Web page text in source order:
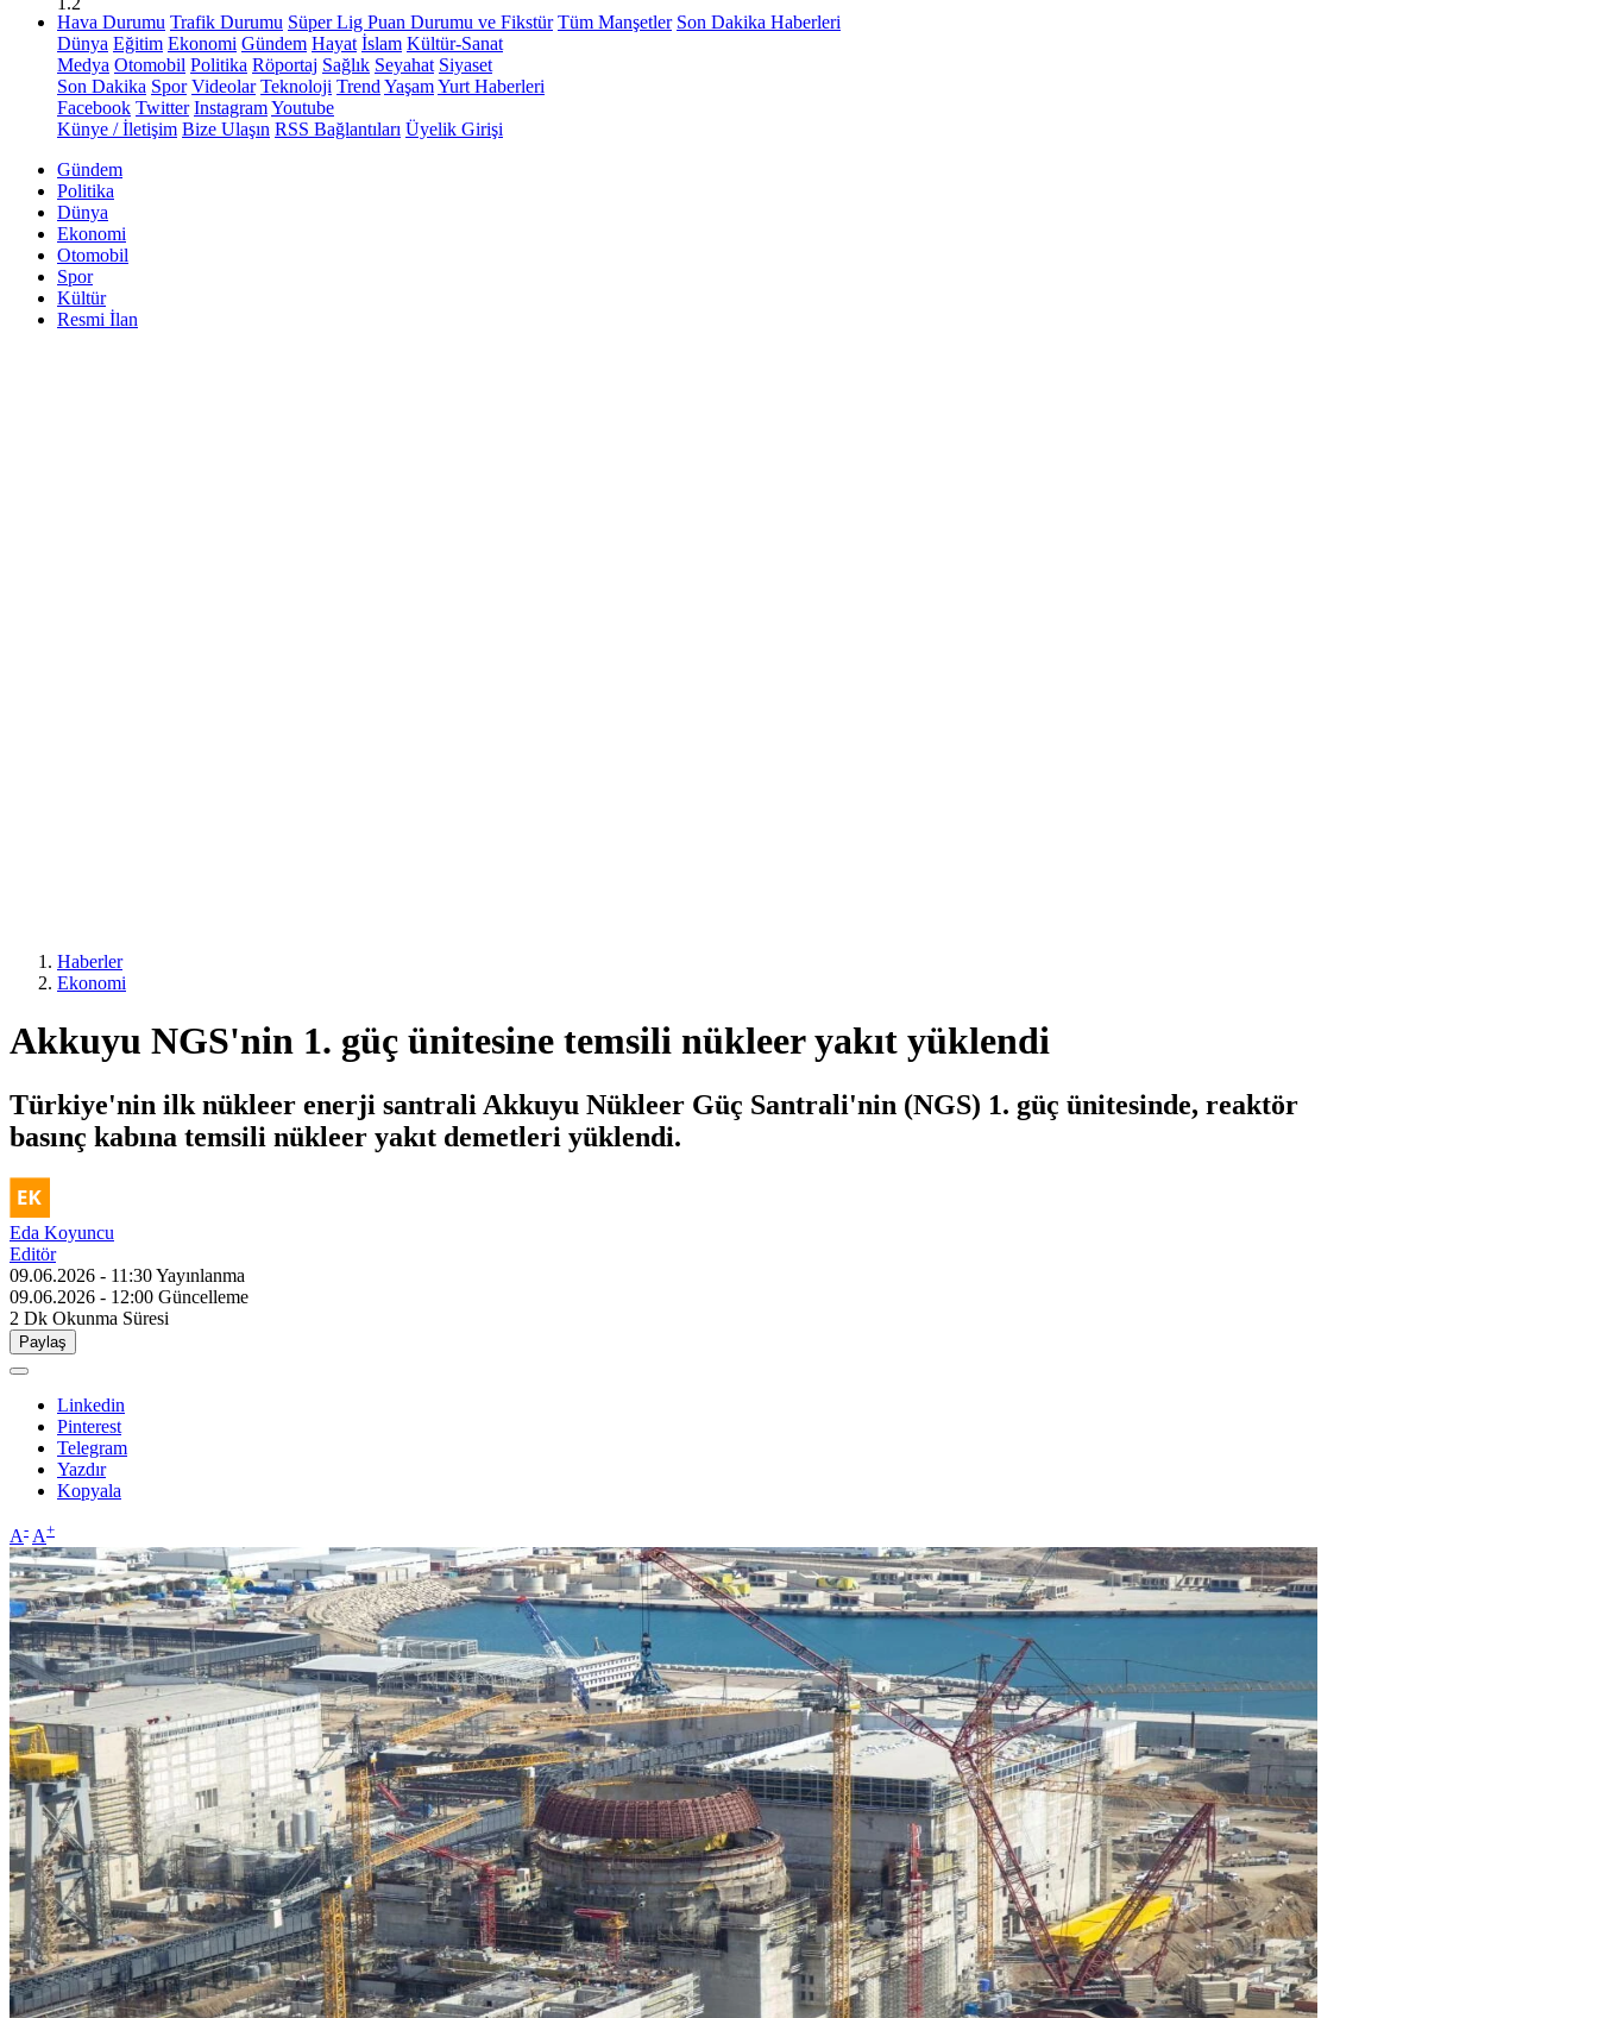
Hava Durumu Trafik Durumu Süper Lig Puan Durumu ve Fikstür Tüm Manşetler Son Dakika Haberleri
Dünya Eğitim Ekonomi Gündem Hayat İslam Kültür-Sanat
Medya Otomobil Politika Röportaj Sağlık Seyahat Siyaset
Son Dakika Spor Videolar Teknoloji Trend YaşamYurt Haberleri
Facebook Twitter InstagramYoutube
Künye / İletişim Bize Ulaşın RSS Bağlantıları Üyelik Girişi
Gündem
Politika
Dünya
Ekonomi
Otomobil
Spor
Kültür
Resmi İlan
Haberler
Ekonomi
Akkuyu NGS'nin 1. güç ünitesine temsili nükleer yakıt yüklendi
Türkiye'nin ilk nükleer enerji santrali Akkuyu Nükleer Güç Santrali'nin (NGS) 1. güç ünitesinde, reaktör
basınç kabına temsili nükleer yakıt demetleri yüklendi.
Eda Koyuncu
Editör
09.06.2026 - 11:30Yayınlanma
09.06.2026 - 12:00 Güncelleme
2 Dk Okunma Süresi
Paylaş
Linkedin
Pinterest
Telegram
Yazdır
Kopyala
A- A+